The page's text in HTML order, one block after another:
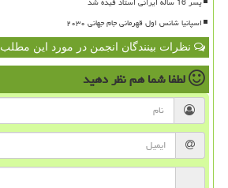
اسپانیا شانس اول قهرمانی جام جهانی ۲۰۳۰
نظرات بینندگان انجمن در مورد این مطلب
لطفا شما همنظر دهید